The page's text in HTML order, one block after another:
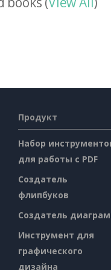
Продукт
Набор
для работы с PDF
Создатель
флипбуков
Создатель
Инструмент для
графического
дизайна